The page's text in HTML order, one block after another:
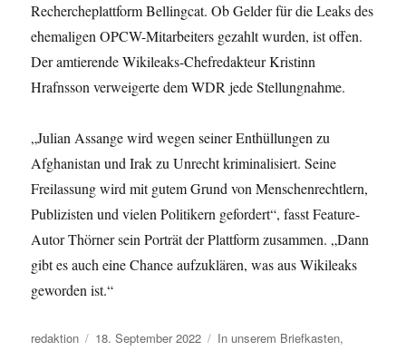
Rechercheplattform Bellingcat. Ob Gelder für die Leaks des
ehemaligen OPCW-Mitarbeiters gezahlt wurden, ist offen.
Der amtierende Wikileaks-Chefredakteur Kristinn
Hrafnsson verweigerte dem WDR jede Stellungnahme.
„Julian Assange wird wegen seiner Enthüllungen zu
Afghanistan und Irak zu Unrecht kriminalisiert. Seine
Freilassung wird mit gutem Grund von Menschenrechtlern,
Publizisten und vielen Politikern gefordert“, fasst Feature-
Autor Thörner sein Porträt der Plattform zusammen. „Dann
gibt es auch eine Chance aufzuklären, was aus Wikileaks
geworden ist.“
Autor
redaktion
Veröffentlicht
18. September 2022 Kategorien
In unserem Briefkasten,